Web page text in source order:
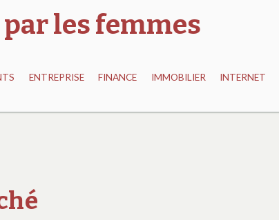
les femmes
ENTREPRISE FINANCE IMMOBILIER INTERNET